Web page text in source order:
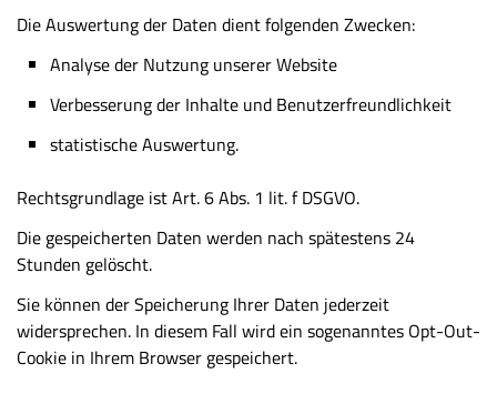
Die Auswertung der Daten dient folgenden Zwecken:
Analyse der Nutzung unserer Website
Verbesserung der Inhalte und Benutzerfreundlichkeit
statistische Auswertung.
Rechtsgrundlage ist Art. 6 Abs. 1 lit. f DSGVO.
Die gespeicherten Daten werden nach spätestens 24
Stunden gelöscht.
Sie können der Speicherung Ihrer Daten jederzeit
widersprechen. In diesem Fall wird ein sogenanntes Opt-Out-
Cookie in Ihrem Browser gespeichert.